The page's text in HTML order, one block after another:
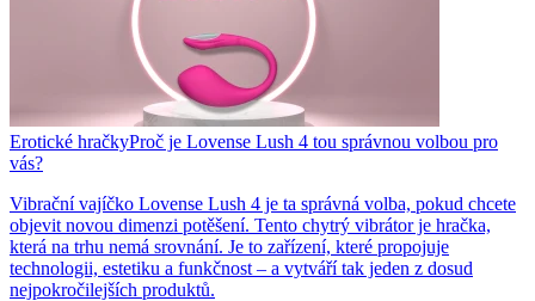
Erotické hračkyProč je Lovense Lush 4 tou správnou volbou pro
vás?
Vibrační vajíčko Lovense Lush 4 je ta správná volba, pokud chcete
objevit novou dimenzi potěšení. Tento chytrý vibrátor je hračka,
která na trhu nemá srovnání. Je to zařízení, které propojuje
technologii, estetiku a funkčnost – a vytváří tak jeden z dosud
nejpokročilejších produktů.